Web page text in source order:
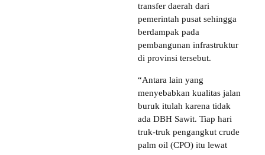
transfer daerah dari
pemerintah pusat sehingga
berdampak pada
pembangunan infrastruktur
di provinsi tersebut.
“Antara lain yang
menyebabkan kualitas jalan
buruk itulah karena tidak
ada DBH Sawit. Tiap hari
truk-truk pengangkut crude
palm oil (CPO) itu lewat